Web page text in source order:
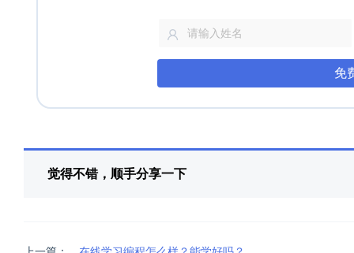
免
觉得不错，顺手分享一下